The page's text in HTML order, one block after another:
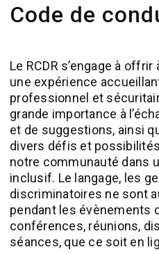
Code de
Le RCDR s’engage à
une expérience
professionnel et
grande importance à
et de suggestions, ainsi
divers défis et
notre communauté dans
inclusif. Le langage, les
discriminatoires ne sont
pendant les évènements
conférences, réunions,
séances, que ce soit en